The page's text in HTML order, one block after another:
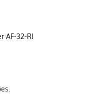
AF-32-RI